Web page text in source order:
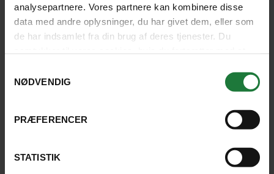
analysepartnere. Vores partnere kan kombinere disse
data med andre oplysninger, du har givet dem, eller som
de har indsamlet fra din brug af deres tjenester. Du
NØDVENDIG
PRÆFERENCER
STATISTIK
LÆS HVAD ANDRE GÆSTER SIGER